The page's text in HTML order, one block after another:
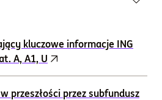
kluczowe informacje ING
A, A1, U
przeszłości przez subfundusz